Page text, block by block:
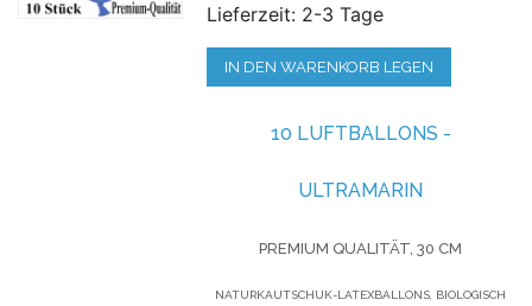
Lieferzeit: 2-3 Tage
IN DEN WARENKORB LEGEN
10 LUFTBALLONS -
ULTRAMARIN
PREMIUM QUALITÄT, 30 CM
NATURKAUTSCHUK-LATEXBALLONS, BIOLOGISCH